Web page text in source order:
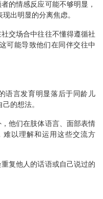
的情感反应可能不够明显，
出明显的分离焦虑。
交场合中往往不懂得遵循社
可能导致他们在同伴交往中
语言发育明显落后于同龄儿
的想法。
他们在肢体语言、面部表情
难以理解和运用这些交流方
复他人的话语或自己说过的